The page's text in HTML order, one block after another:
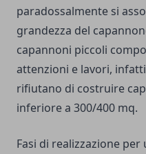
paradossalmente si
grandezza del
capannoni piccoli
attenzioni e lavori,
rifiutano di costruire
inferiore a 300/400 mq.
Fasi di realizzazione